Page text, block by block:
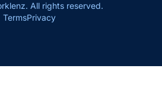
All rights reserved.
TermsPrivacy